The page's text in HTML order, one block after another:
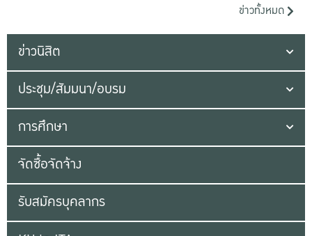
ข่าวทั้งหมด
ข่าวนิสิต
ประชุม/สัมมนา/อบรม
การศึกษา
จัดซื้อจัดจ้าง
รับสมัครบุคลากร